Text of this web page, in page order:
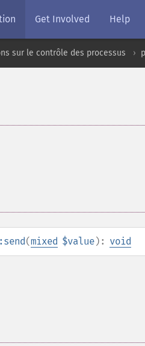
Get Involved Help
sur le contrôle des processus
(mixed $value): void